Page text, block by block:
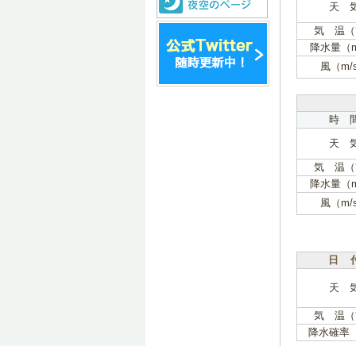
天
気 温
降水量（
風（m/
時
天
気 温
降水量（
風（m/
日
天
気 温
降水確率